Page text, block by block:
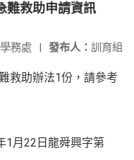
難救助申請資訊
發布人： 訓育組
學務處 |
救助辦法1份，請參考
1月22日龍舜興字第